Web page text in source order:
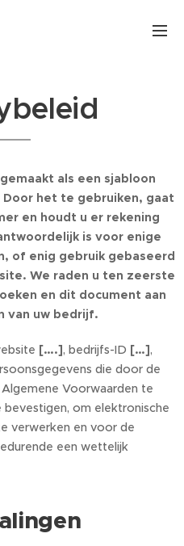
als een sjabloon
het te gebruiken, gaat
en houdt u er rekening
is voor enige
of enig gebruik gebaseerd
We raden u ten zeerste
en dit document aan
van uw bedrijf.
[….], bedrijfs-ID […],
die door de
Voorwaarden te
om elektronische
verwerken en voor de
een wettelijk